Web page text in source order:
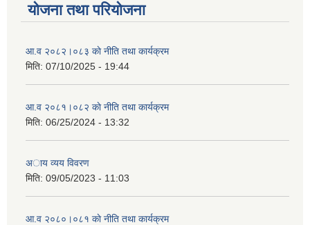
योजना तथा परियोजना
आ.व २०८२।०८३ काे नीति तथा कार्यक्रम
मिति: 07/10/2025 - 19:44
आ.व २०८१।०८२ काे नीति तथा कार्यक्रम
मिति: 06/25/2024 - 13:32
अाय व्यय विवरण
मिति: 09/05/2023 - 11:03
आ.व २०८०।०८१ काे नीति तथा कार्यक्रम